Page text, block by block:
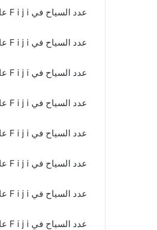
عدد السياح في F i j i عام 2000 : 4 3 4 0 0 0 سائح
عدد السياح في F i j i عام 2001 : 4 4 6 0 0 0 سائح
عدد السياح في F i j i عام 2002 : 4 6 1 0 0 0 سائح
عدد السياح في F i j i عام 2003 : 4 5 1 0 0 0 سائح
عدد السياح في F i j i عام 2004 : 5 1 3 0 0 0 سائح في F J I
عدد السياح في F i j i عام 2005 : 5 4 7 0 0 0 سائح
عدد السياح في F i j i عام 2006 : سائح
عدد السياح في F i j i عام 2007 : 5 4 2 0 0 0 سائح